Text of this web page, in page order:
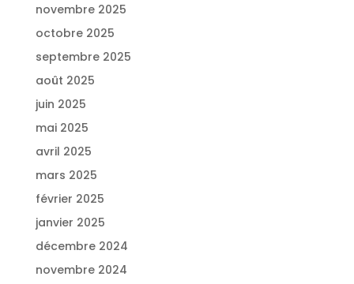
novembre 2025
octobre 2025
septembre 2025
août 2025
juin 2025
mai 2025
avril 2025
mars 2025
février 2025
janvier 2025
décembre 2024
novembre 2024